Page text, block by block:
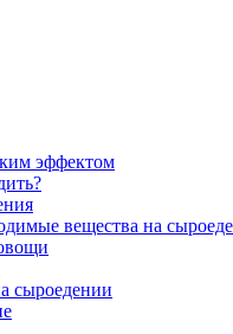
эффектом
вещества на
сыроедении